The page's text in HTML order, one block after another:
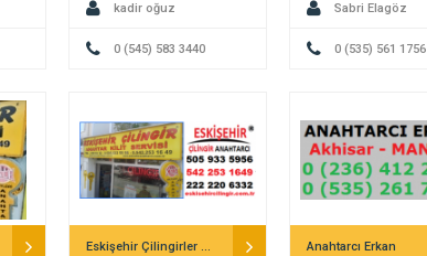
kadir oğuz
0 (545) 583 3440
Sabri Elagöz
0 (535) 561 1756
Eskişehir Çilingirler Anahtarcılar Anahtarcı Erkan